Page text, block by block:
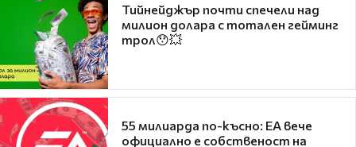
Тийнейджър почти спечели над
милион долара с тотален гейминг
трол😯💥
55 милиарда по-късно: EA вече
официално е собственост на